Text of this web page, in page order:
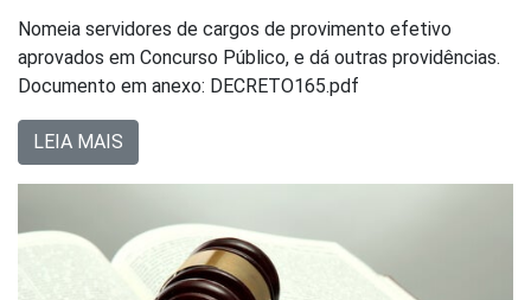
Nomeia servidores de cargos de provimento efetivo
aprovados em Concurso Público, e dá outras providências.
Documento em anexo: DECRETO165.pdf
LEIA MAIS